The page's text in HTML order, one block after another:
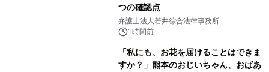
つの確認点
弁護士法人若井綜合法律事務所
1時間前
「私にも、お花を届けることはできま
すか？」熊本のおじいちゃん、おばあ